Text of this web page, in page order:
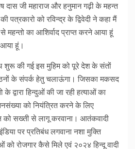
दास जी महाराज और हनुमान गढ़ी के महन्त
पत्रकारो को रविन्द्र के द्विवेदी ने कहा मैं
महन्तो का आशिर्वाद प्राप्त करने आया हूं
हूं।
शुरू की गई इस मुहिम को पूरे देश के संतों
के संपर्क हेतु चलाऊंगा। जिसका मकसद
द्वारा हिन्दुओं की जा रही हत्याओं का
को नियंत्रित करने के लिए
सख्ती से लागू करवाना। आतंकवादी
पर प्रतिबंध लगवाना नशा मुक्ति
को रोजगार कैसे मिले एवं २०२४ हिन्दू वादी